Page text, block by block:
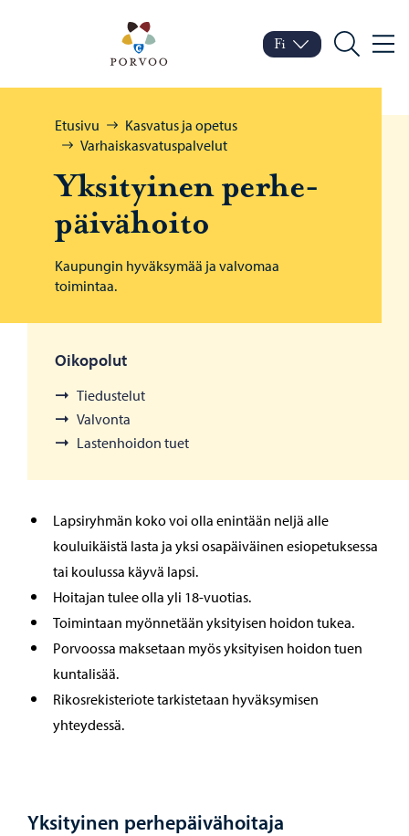
Porvoo – Siirry
Vaihda kieltä
Nykyinen kieli: Suomi
Fi
Hae
Selaa:
Etusivu
Kasvatus ja opetus
Varhaiskasvatuspalvelut
Yk­si­tyi­nen per­he­
päi­vä­hoi­to
Kaupungin hyväksymää ja valvomaa
toimintaa.
Oikopolut
Tiedustelut
Valvonta
Lastenhoidon tuet
Lapsiryhmän koko voi olla enintään neljä alle
kouluikäistä lasta ja yksi osapäiväinen esiopetuksessa
tai koulussa käyvä lapsi.
Hoitajan tulee olla yli 18-vuotias.
Toimintaan myönnetään yksityisen hoidon tukea.
Porvoossa maksetaan myös yksityisen hoidon tuen
kuntalisää.
Rikosrekisteriote tarkistetaan hyväksymisen
yhteydessä.
Yksityinen perhepäivähoitaja